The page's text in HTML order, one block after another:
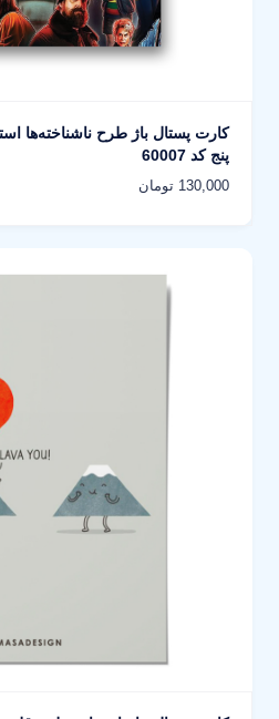
کارت پستال باژ طرح ناشناخته‌ها
پنج کد 60007
130,000 تومان